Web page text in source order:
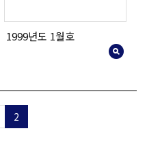
1999년도 1월호
2